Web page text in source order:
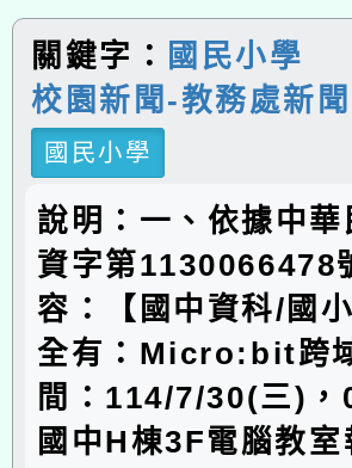
關鍵字：
國民小學
校園新聞-教務處新聞
國民小學
說明：一、依據中
資字第1130066478
容：【國中資科/國
全有：Micro:bit跨
間：114/7/30(三)
國中H棟3F電腦教室